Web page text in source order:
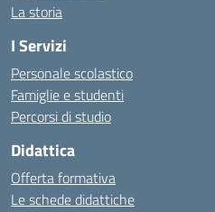
La storia
I Servizi
Personale scolastico
Famiglie e studenti
Percorsi di studio
Didattica
Offerta formativa
Le schede didattiche